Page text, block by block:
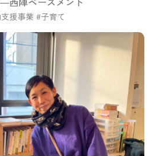
援事業 子育て